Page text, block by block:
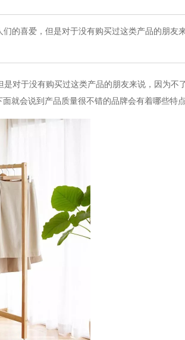
的喜爱，但是对于没有购买过这类产品的朋友
对于没有购买过这类产品的朋友来说，因为不
就会说到产品质量很不错的品牌会有着哪些特点